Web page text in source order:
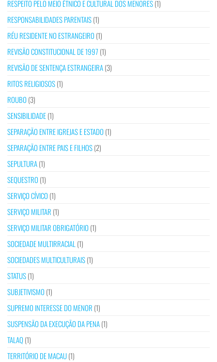
RESPEITO PELO MEIO ÉTNICO E CULTURAL DOS MENORES(1)
RESPONSABILIDADES PARENTAIS(1)
RÉU RESIDENTE NO ESTRANGEIRO (1)
REVISÃO CONSTITUCIONAL DE 1997 (1)
REVISÃO DE SENTENÇA ESTRANGEIRA(3)
RITOS RELIGIOSOS(1)
ROUBO (3)
SENSIBILIDADE(1)
SEPARAÇÃO ENTRE IGREJAS E ESTADO (1)
SEPARAÇÃO ENTRE PAIS E FILHOS(2)
SEPULTURA(1)
SEQUESTRO (1)
SERVIÇO CÍVICO (1)
SERVIÇO MILITAR (1)
SERVIÇO MILITAR OBRIGATÓRIO (1)
SOCIEDADE MULTIRRACIAL (1)
SOCIEDADES MULTICULTURAIS(1)
STATUS(1)
SUBJETIVISMO (1)
SUPREMO INTERESSE DO MENOR (1)
SUSPENSÃO DA EXECUÇÃO DA PENA(1)
TALAQ(1)
TERRITÓRIO DE MACAU(1)